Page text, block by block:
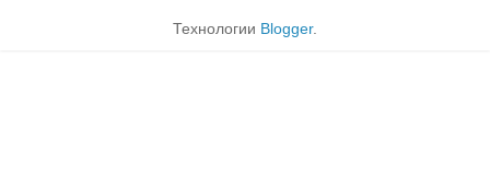
Технологии Blogger.